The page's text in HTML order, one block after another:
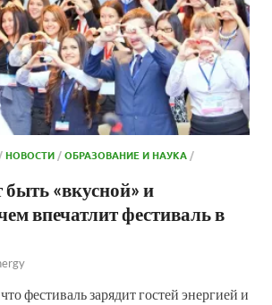
/НОВОСТИ /ОБРАЗОВАНИЕ И НАУКА /
«вкусной» и
впечатлит фестиваль в
фестиваль зарядит гостей энергией и